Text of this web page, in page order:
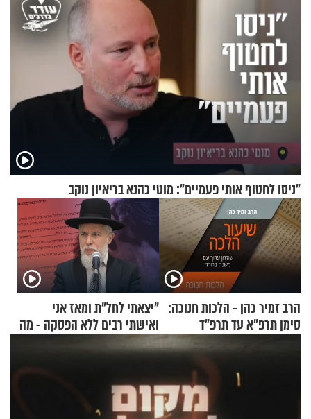
"ניסו לחטוף אותי פעמיים": מוטי כהנא בריאיון נוקב
הרב זמיר כהן - הלכות חנוכה:
סימן תרפ"א עד תרפ"ד
"יצאתי לחל"ת ומאז אני
ואישתי רבים ללא הפסקה - מה
עושים"? הרב זמיר כהן
בתשובה מפתיעה